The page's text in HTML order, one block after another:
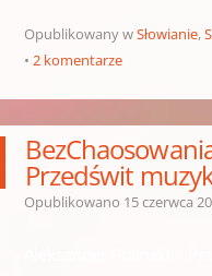
Opublikowany wSłowianie,
2 komentarze
Przedświt
Opublikowano 15 czerwca